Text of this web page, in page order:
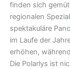
finden sich
regionalen
spektakuläre
im Laufe der
erhöhen,
Die Polarlys ist